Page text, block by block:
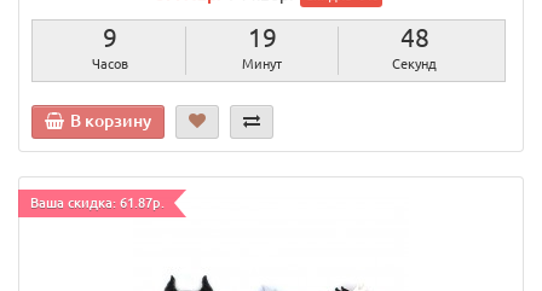
9
Часов
19
Минут
47
Секунд
В корзину
Ваша скидка: 61.87р.